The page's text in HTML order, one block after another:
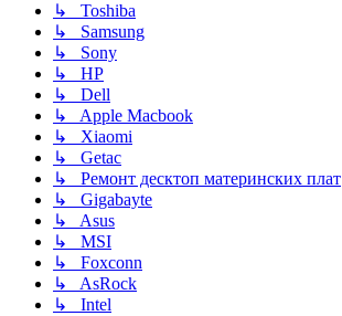
↳ Toshiba
↳ Samsung
↳ Sony
↳ HP
↳ Dell
↳ Apple Macbook
↳ Xiaomi
↳ Getac
↳ Ремонт десктоп материнских плат
↳ Gigabayte
↳ Asus
↳ MSI
↳ Foxconn
↳ AsRock
↳ Intel